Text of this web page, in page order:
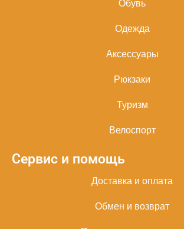
Обувь
Одежда
Аксессуары
Рюкзаки
Туризм
Велоспорт
Сервис и помощь
Доставка и оплата
Обмен и возврат